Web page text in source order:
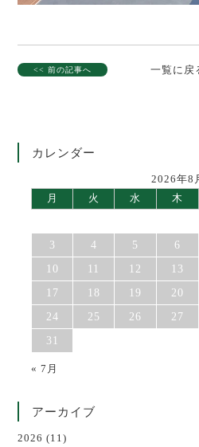
<< 前の記事へ 一覧に戻
カレンダー
2026年8
月
火 水 木
3
4 5 6
10
11 12 13
17
18 19 20
24
25 26 27
31
« 7月
アーカイブ
2026 (11)